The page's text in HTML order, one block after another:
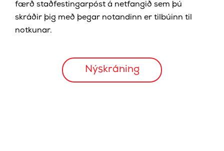
færð staðfestingarpóst á netfangið sem þú
skráðir þig með þegar notandinn er tilbúinn til
notkunar.